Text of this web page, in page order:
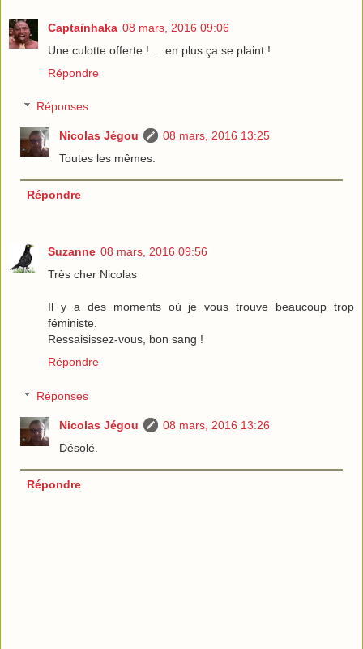
Captainhaka 08 mars, 2016 09:06
Une culotte offerte ! ... en plus ça se plaint !
Répondre
Réponses
Nicolas Jégou
08 mars, 2016 13:25
Toutes les mêmes.
Répondre
Suzanne 08 mars, 2016 09:56
Très cher Nicolas
Il y a des moments où je vous trouve beaucoup trop
féministe.
Ressaisissez-vous, bon sang !
Répondre
Réponses
Nicolas Jégou
08 mars, 2016 13:26
Désolé.
Répondre